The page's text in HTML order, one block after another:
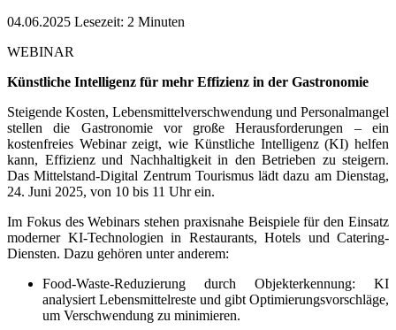
04.06.2025 Lesezeit:
WEBINAR
Künstliche Intelligenz für mehr Effizienz in der Gastronomie
Steigende Kosten, Lebensmittelverschwendung und Personalmangel
stellen die Gastronomie vor große Herausforderungen – ein
kostenfreies Webinar zeigt, wie Künstliche Intelligenz (KI) helfen
kann, Effizienz und Nachhaltigkeit in den Betrieben zu steigern.
Das Mittelstand-Digital Zentrum Tourismus lädt dazu am Dienstag,
24. Juni 2025, von 10 bis 11 Uhr ein.
Im Fokus des Webinars stehen praxisnahe Beispiele für den Einsatz
moderner KI-Technologien in Restaurants, Hotels und Catering-
Diensten. Dazu gehören unter anderem:
Food-Waste-Reduzierung durch Objekterkennung: KI
analysiert Lebensmittelreste und gibt Optimierungsvorschläge,
um Verschwendung zu minimieren.